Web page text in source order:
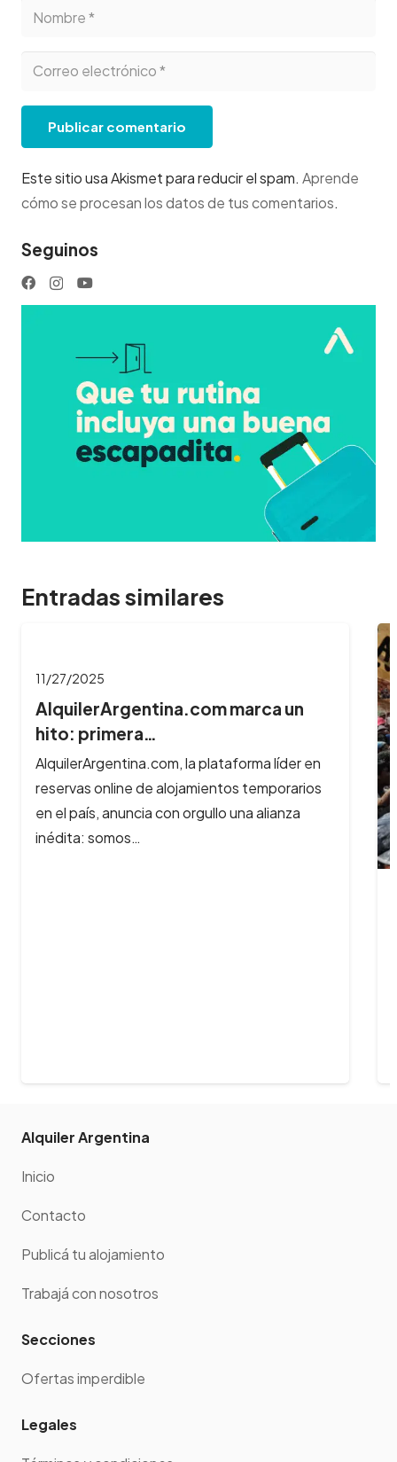
Publicar comentario
Este sitio usa Akismet para reducir el spam. Aprende
cómo se procesan los datos de tus comentarios.
Seguinos
Entradas similares
11/27/2025
AlquilerArgentina.com marca un
hito: primera…
AlquilerArgentina.com, la plataforma líder en
reservas online de alojamientos temporarios
en el país, anuncia con orgullo una alianza
inédita: somos…
Alquiler Argentina
Inicio
Contacto
Publicá tu alojamiento
Trabajá con nosotros
Secciones
Ofertas imperdible
Legales